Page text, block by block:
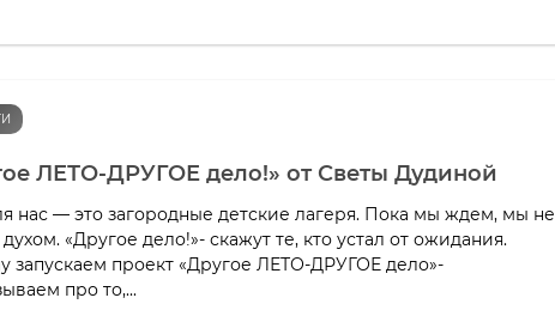
ЛЕТО-ДРУГОЕ дело!» от Светы Дудиной
нас — это загородные детские лагеря. Пока мы ждем, мы не
«Другое дело!»- скажут те, кто устал от ожидания.
запускаем проект «Другое ЛЕТО-ДРУГОЕ дело»-
про то,...